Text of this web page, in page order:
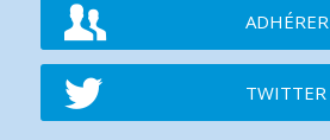
ADHÉRER
TWITTER